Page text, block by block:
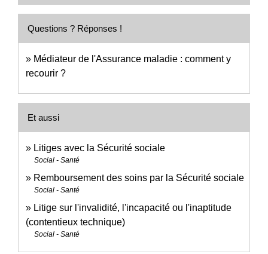
Questions ? Réponses !
Médiateur de l'Assurance maladie : comment y
recourir ?
Et aussi
Litiges avec la Sécurité sociale
Social - Santé
Remboursement des soins par la Sécurité sociale
Social - Santé
Litige sur l'invalidité, l'incapacité ou l'inaptitude
(contentieux technique)
Social - Santé